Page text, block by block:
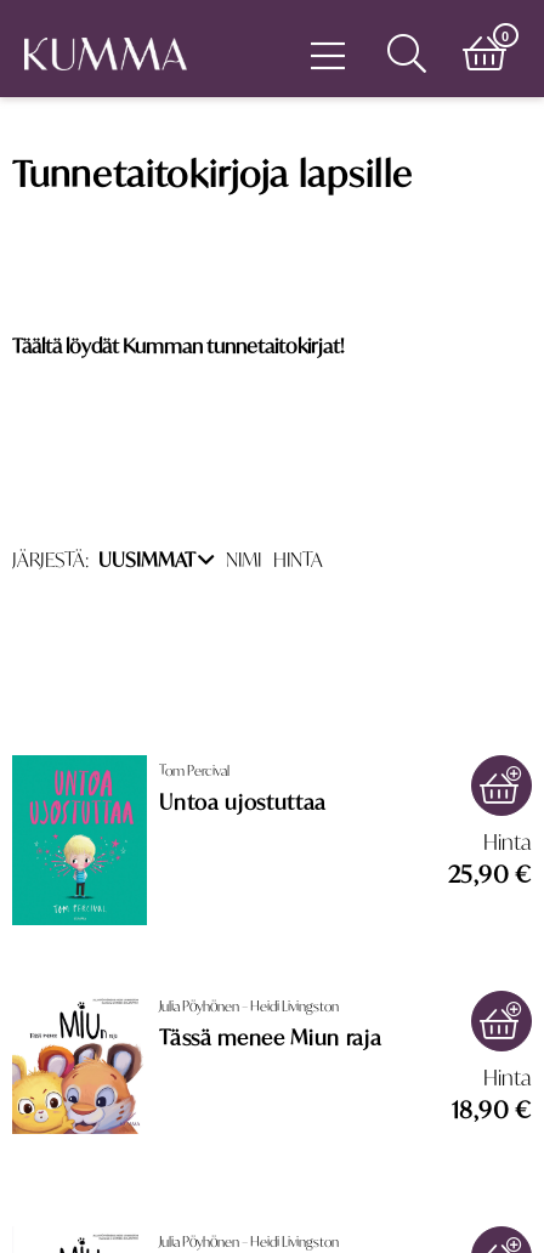
0
Tunnetaitokirjoja lapsille
Täältä löydät Kumman tunnetaitokirjat!
JÄRJESTÄ: UUSIMMAT NIMI HINTA
Hinta
25,90 €
Tom Percival
Untoa ujostuttaa
Hinta
18,90 €
Julia Pöyhönen – Heidi Livingston
Tässä menee Miun raja
Julia Pöyhönen – Heidi Livingston